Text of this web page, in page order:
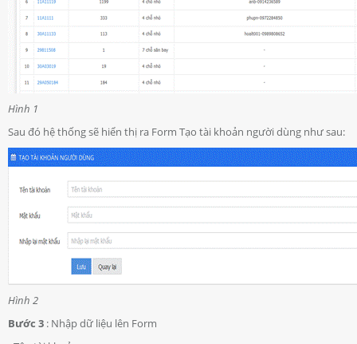
Hình 1
Sau đó hệ thống sẽ hiển thị ra Form Tạo tài khoản người dùng như sau:
Hình 2
Bước 3 : Nhập dữ liệu lên Form